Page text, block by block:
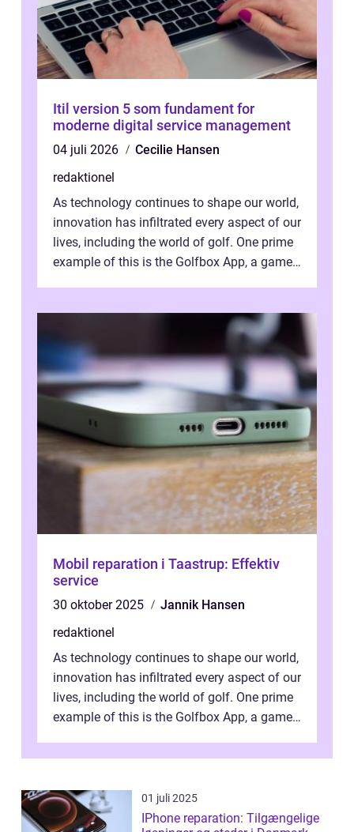
Itil version 5 som fundament for
moderne digital service management
04 juli 2026
Cecilie Hansen
redaktionel
As technology continues to shape our world,
innovation has infiltrated every aspect of our
lives, including the world of golf. One prime
example of this is the Golfbox App, a game-
Mobil reparation i Taastrup: Effektiv
service
30 oktober 2025
Jannik Hansen
redaktionel
As technology continues to shape our world,
innovation has infiltrated every aspect of our
lives, including the world of golf. One prime
example of this is the Golfbox App, a game-
01 juli 2025
IPhone reparation: Tilgængelige